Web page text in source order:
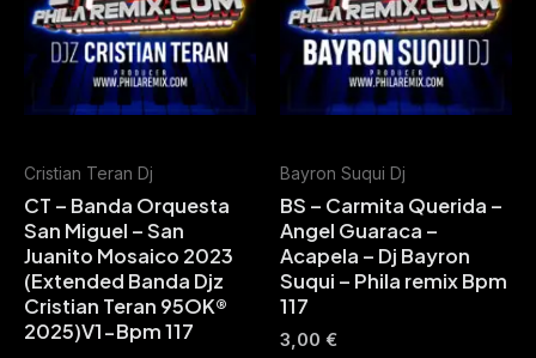
Cristian Teran Dj
CT – Banda Orquesta
San Miguel – San
Juanito Mosaico 2023
(Extended Banda Djz
Cristian Teran 95OK®
2025)V1-Bpm 117
Bayron Suqui Dj
BS – Carmita Querida –
Angel Guaraca –
Acapela – Dj Bayron
Suqui – Phila remix Bpm
117
3,00 €